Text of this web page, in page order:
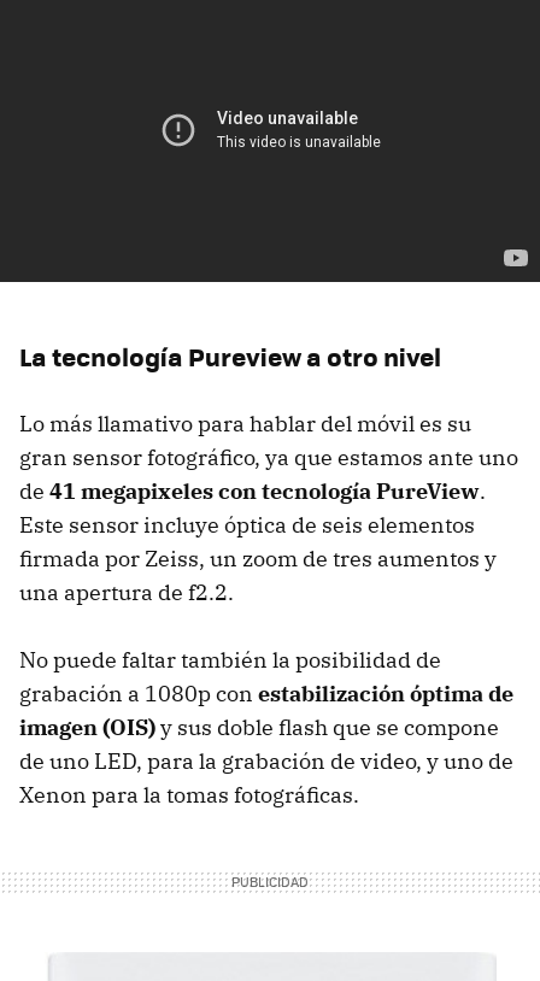
La tecnología Pureview a otro nivel
Lo más llamativo para hablar del móvil es su
gran sensor fotográfico, ya que estamos ante uno
de 41 megapixeles con tecnología PureView.
Este sensor incluye óptica de seis elementos
firmada por Zeiss, un zoom de tres aumentos y
una apertura de f2.2.
No puede faltar también la posibilidad de
grabación a 1080p con estabilización óptima de
imagen (OIS)y sus doble flash que se compone
de uno LED, para la grabación de video, y uno de
Xenon para la tomas fotográficas.